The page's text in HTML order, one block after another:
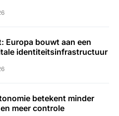
Europa bouwt aan een
identiteitsinfrastructuur
betekent minder
meer controle